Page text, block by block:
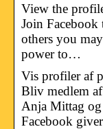
View the
Join
others you
power to…
Vis profiler af
Bliv medlem
Anja Mittag og
Facebook